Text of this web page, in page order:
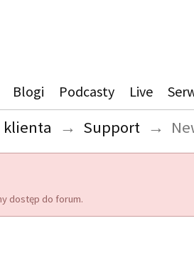
Blogi Podcasty Live
klienta → Support →
dostęp do forum.